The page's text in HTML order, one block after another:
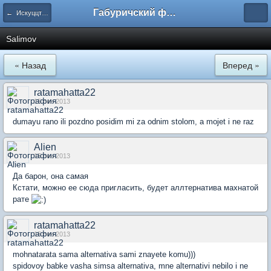
← Искуццтво Габуричский форум
Salimov
« Назад Вперед »
ratamahatta22
15 сен 2013
dumayu rano ili pozdno posidim mi za odnim stolom, a mojet i ne raz
Alien
15 сен 2013
Да барон, она самая
Кстати, можно ее сюда пригласить, будет аллтернатива махнатой
рате
ratamahatta22
15 сен 2013
mohnatarata sama alternativa sami znayete komu)))
spidovoy babke vasha simsa alternativa, mne alternativi nebilo i ne